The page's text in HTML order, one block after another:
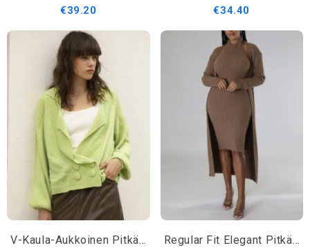
€39.20 €34.40
V-Kaula-Aukkoinen Pitkähihainen Shift-Neuletakki Regular Fit Elegant Pitkähihainen Villatakki